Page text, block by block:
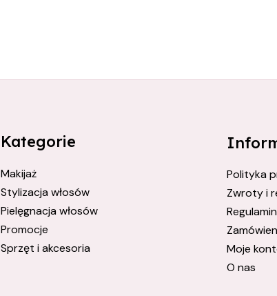
Kategorie
Makijaż
Stylizacja włosów
Pielęgnacja włosów
Promocje
Sprzęt i akcesoria
Polityka
Zwroty i
Moje
O nas